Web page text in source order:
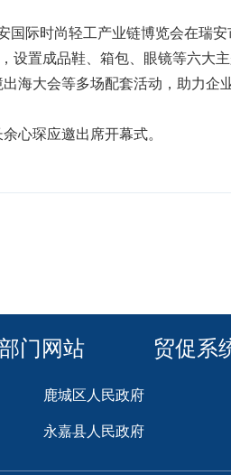
国际时尚轻工产业链博览会在瑞
设置成品鞋、箱包、眼镜等六大
海大会等多场配套活动，助力
心琛应邀出席开幕式。
门网站 贸促系
鹿城区人民政府
永嘉县人民政府